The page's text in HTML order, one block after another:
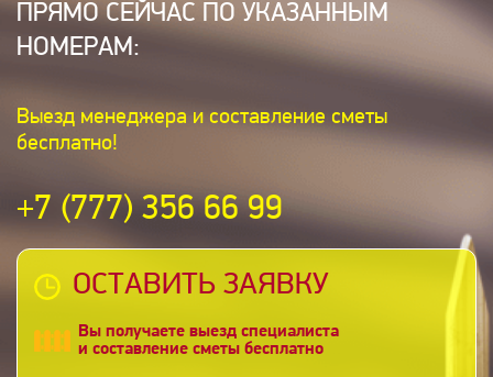
ПРЯМО СЕЙЧАС ПО УКАЗАННЫМ
НОМЕРАМ:
Выезд менеджера и составление сметы
бесплатно!
+7 (777) 356 66 99
ОСТАВИТЬ ЗАЯВКУ
Вы получаете выезд специалиста
и составление сметы бесплатно